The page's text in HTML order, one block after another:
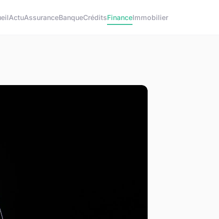
ActuAssuranceBanqueCréditsFinanceImmobilier